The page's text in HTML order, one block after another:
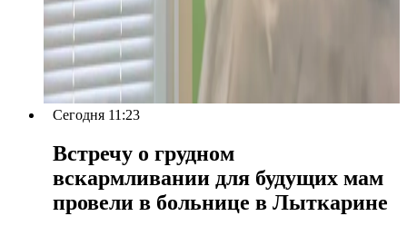
Сегодня 11:23
Встречу о грудном
вскармливании для будущих мам
провели в больнице в Лыткарине